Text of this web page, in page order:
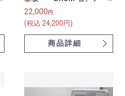
ル拡張カード【中古】
22,000 円
(税込 24,200円)
商品詳細